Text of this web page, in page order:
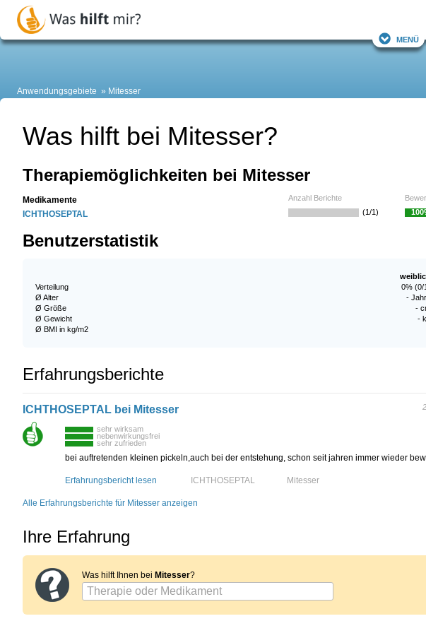
Menü
Anwendungsgebiete Mitesser
Was hilft bei Mitesser?
Therapiemöglichkeiten bei Mitesser
Medikamente Anzahl Berichte
ICHTHOSEPTAL (1/1)
Benutzerstatistik
Verteilung
0% (0/
Ø Alter
-
Ø Größe
-
Ø Gewicht
-
Ø BMI in kg/m2
Erfahrungsberichte
ICHTHOSEPTAL bei Mitesser
sehr wirksam
nebenwirkungsfrei
sehr zufrieden
bei auftretenden kleinen pickeln,auch bei der entstehung, schon seit jahren immer wieder
Erfahrungsbericht lesen ICHTHOSEPTAL Mitesser
Alle Erfahrungsberichte für Mitesser anzeigen
Ihre Erfahrung
Was hilft Ihnen bei Mitesser?